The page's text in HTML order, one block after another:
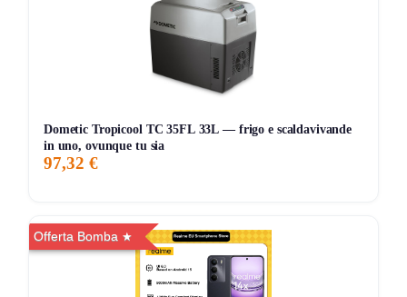
Seguici su Telegram!
Dometic Tropicool TC 35FL 33L — frigo e scaldavivande
in uno, ovunque tu sia
97,32 €
Offerta Bomba